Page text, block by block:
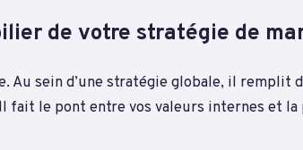
de votre stratégie de
Au sein d’une stratégie globale, il remplit
fait le pont entre vos valeurs internes et